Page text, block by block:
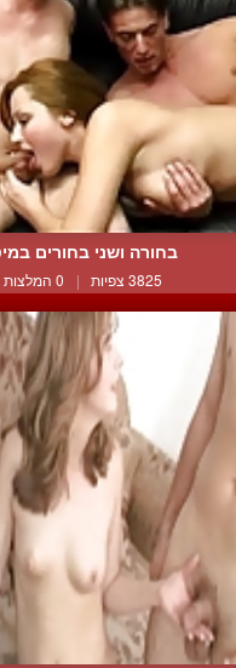
בחורה ושני בחורים
3825 צפיות | 0 המלצות